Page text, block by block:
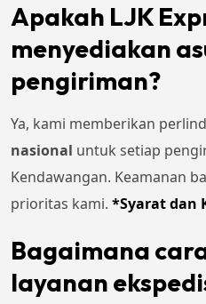
Apakah LJK
menyediakan
pengiriman?
Ya, kami memberikan
nasional untuk setiap
Kendawangan. Keamanan
prioritas kami. *Syarat dan
Bagaimana
layanan